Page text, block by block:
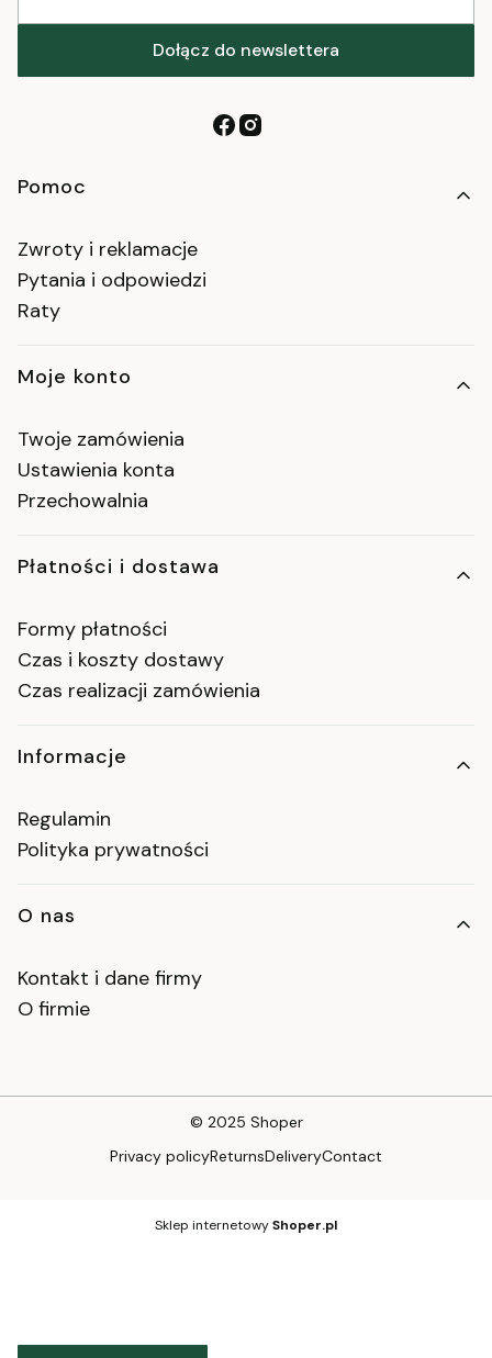
Dołącz do newslettera
Linki w stopce
Pomoc
Zwroty i reklamacje
Pytania i odpowiedzi
Raty
Moje konto
Twoje zamówienia
Ustawienia konta
Przechowalnia
Płatności i dostawa
Formy płatności
Czas i koszty dostawy
Czas realizacji zamówienia
Informacje
Regulamin
Polityka prywatności
O nas
Kontakt i dane firmy
O firmie
© 2025 Shoper
Privacy policyReturnsDeliveryContact
Sklep internetowyShoper.pl